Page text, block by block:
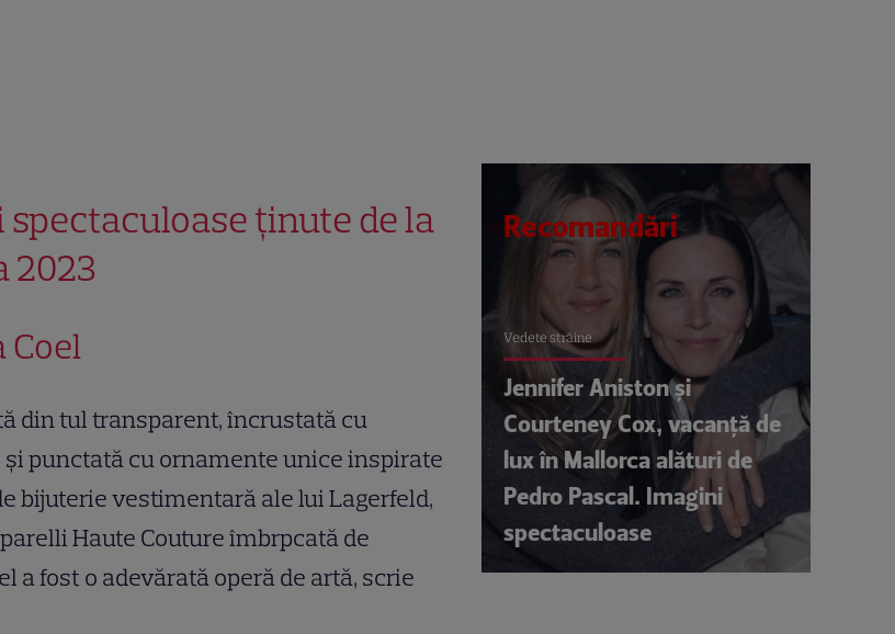
spectaculoase ținute de la
2023
Coel
din tul transparent, încrustată cu
punctată cu ornamente unice inspirate
bijuterie vestimentară ale lui Lagerfeld,
Haute Couture îmbrpcată de
a fost o adevărată operă de artă, scrie
Recomandări
Vedete străine
Jennifer Aniston și
Courteney Cox, vacanță de
lux în Mallorca alături de
Pedro Pascal. Imagini
spectaculoase